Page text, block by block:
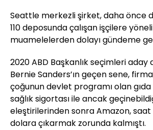
Seattle merkezli şirket, daha önce
110 deposunda çalışan işçilere
muamelelerden dolayı gündeme
2020 ABD Başkanlık seçimleri aday
Bernie Sanders’ın geçen sene, firma
çoğunun devlet programı olan gıda
sağlık sigortası ile ancak
eleştirilerinden sonra Amazon, saat
dolara çıkarmak zorunda kalmıştı.